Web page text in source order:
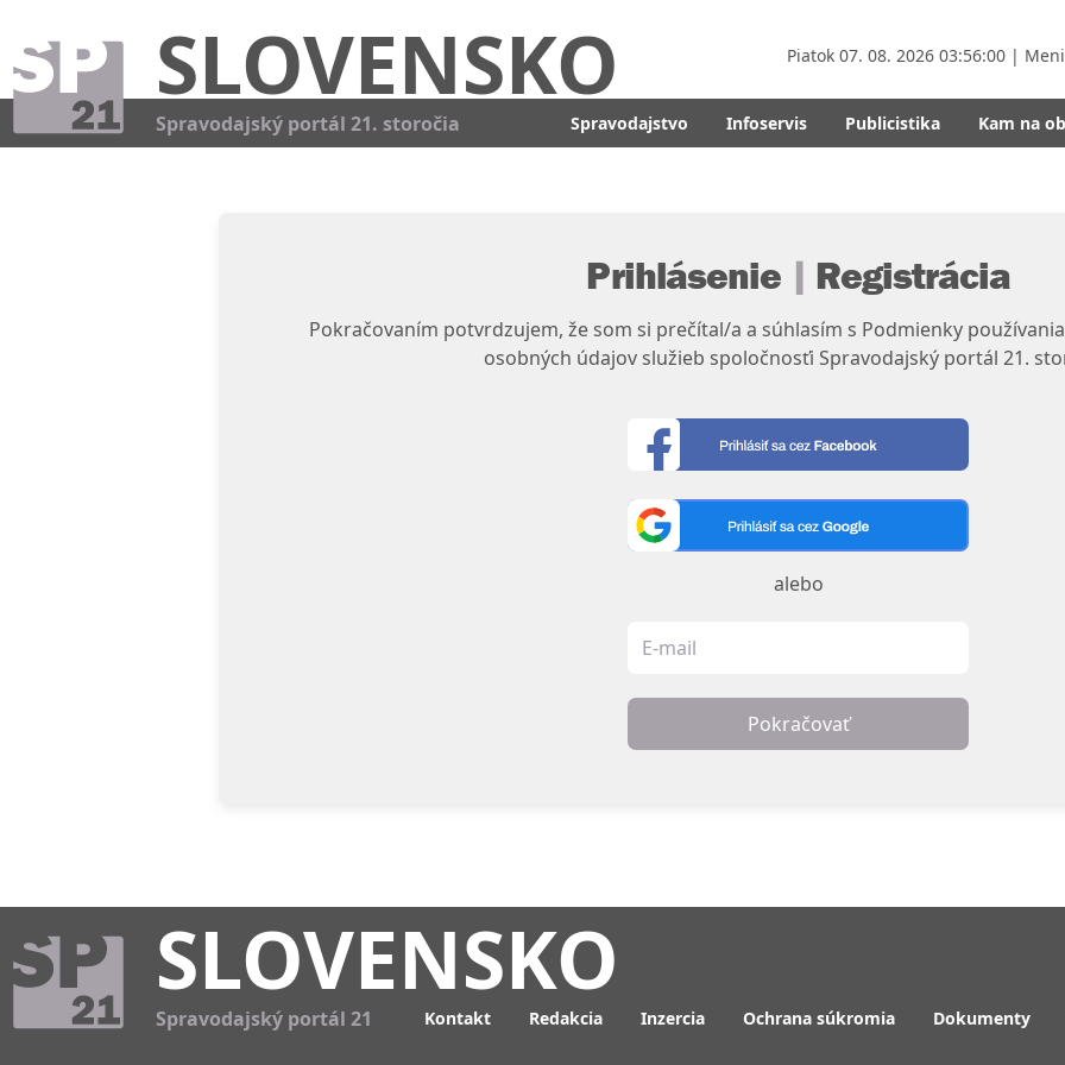
SLOVENSKO Piatok 07. 08. 2026 03:56:01 |
Spravodajský portál 21. storočia Spravodajstvo Infoservis Publicistika Kam na
Prihlásenie | Registrácia
Pokračovaním potvrdzujem, že som si prečítal/a a súhlasím s Podmienky
osobných údajov služieb spoločnosťi Spravodajský portál 21.
alebo
Pokračovať
SLOVENSKO
Spravodajský portál 21 Kontakt Redakcia Inzercia Ochrana súkromia Dokumenty